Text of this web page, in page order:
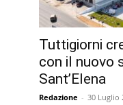
Tuttigiorni
con il nuovo
Sant’Elena
Redazione - 30 Luglio